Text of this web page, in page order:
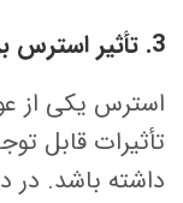
3. تأثیر استرس بر عملکرد بازیکنان
استرس یکی از
تأثیرات قابل
داشته باشد. در